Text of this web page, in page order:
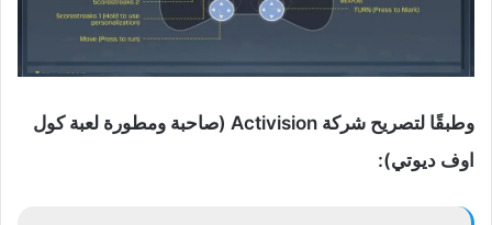
وطبقًا لتصريح شركة Activision (صاحبة ومطورة لعبة كول
اوف ديوتي):